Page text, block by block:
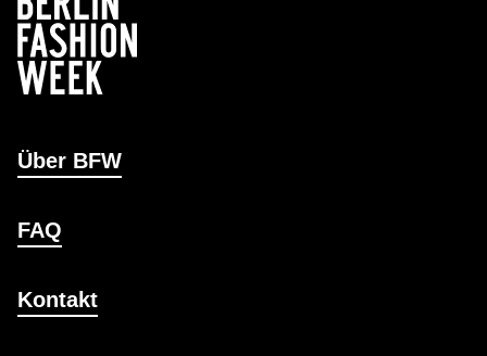
Über BFW
FAQ
Kontakt